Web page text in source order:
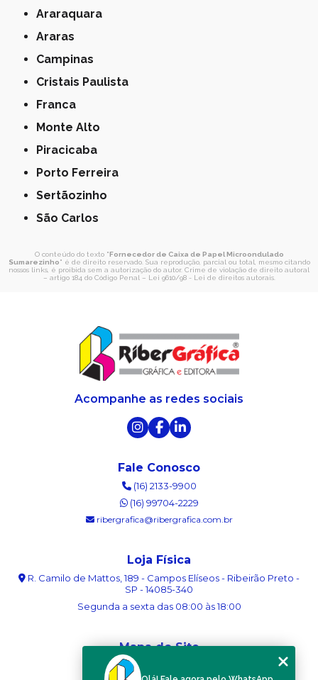
Araraquara
Araras
Campinas
Cristais Paulista
Franca
Monte Alto
Piracicaba
Porto Ferreira
Sertãozinho
São Carlos
O conteúdo do texto " Fornecedor de Caixa de Papel Microondulado
Sumarezinho" é de direito reservado. Sua reprodução, parcial ou total, mesmo citando
nossos links, é proibida sem a autorização do autor. Crime de violação de direito autoral
– artigo 184 do Código Penal – Lei 9610/98 - Lei de direitos autorais.
Acompanhe as redes sociais
Fale Conosco
(16) 2133-9900
(16) 99704-2229
ribergrafica@ribergrafica.com.br
Loja Física
R. Camilo de Mattos, 189 - Campos Elíseos - Ribeirão Preto -
SP - 14085-340
Segunda a sexta das 08:00 às 18:00
Mapa do Site